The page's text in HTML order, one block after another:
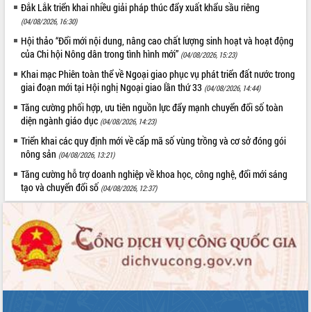
Đắk Lắk triển khai nhiều giải pháp thúc đẩy xuất khẩu sầu riêng
(04/08/2026, 16:30)
Hội thảo “Đổi mới nội dung, nâng cao chất lượng sinh hoạt và hoạt động
của Chi hội Nông dân trong tình hình mới” (04/08/2026, 15:23)
Khai mạc Phiên toàn thể về Ngoại giao phục vụ phát triển đất nước trong
giai đoạn mới tại Hội nghị Ngoại giao lần thứ 33 (04/08/2026, 14:44)
Tăng cường phối hợp, ưu tiên nguồn lực đẩy mạnh chuyển đổi số toàn
diện ngành giáo dục (04/08/2026, 14:23)
Triển khai các quy định mới về cấp mã số vùng trồng và cơ sở đóng gói
nông sản (04/08/2026, 13:21)
Tăng cường hỗ trợ doanh nghiệp về khoa học, công nghệ, đổi mới sáng
tạo và chuyển đổi số (04/08/2026, 12:37)